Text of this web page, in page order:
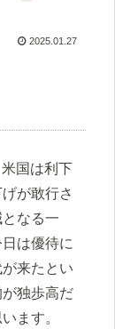
2025.01.27
国は利下
が敢行さ
なる一
は優待に
来たとい
独歩高だ
ます。